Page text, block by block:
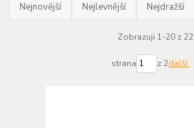
Nejnovější Nejlevnější Nejdražší
Zobrazuji 1-20 z 22
strana z 2další